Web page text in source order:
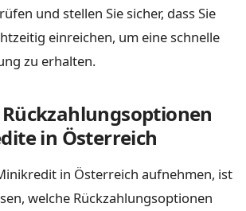
und stellen Sie sicher, dass Sie
einreichen, um eine schnelle
zu erhalten.
in Österreich
in Österreich aufnehmen, ist
welche Rückzahlungsoptionen